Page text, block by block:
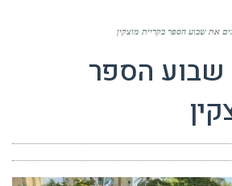
את שבוע הספר בקריית מוצקין
שבוע הספר